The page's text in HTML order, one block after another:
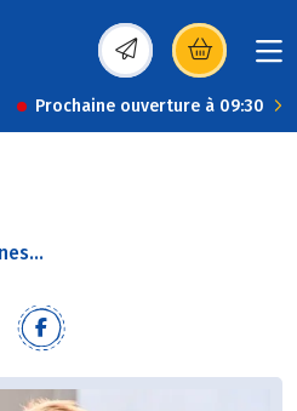
(s’ouvre dans une
Prochaine ouverture à 09:30